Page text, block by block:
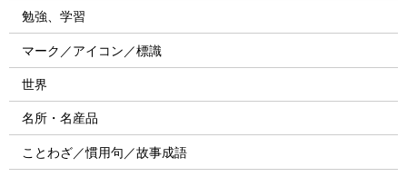
勉強、学習
マーク／アイコン／標識
世界
名所・名産品
ことわざ／慣用句／故事成語